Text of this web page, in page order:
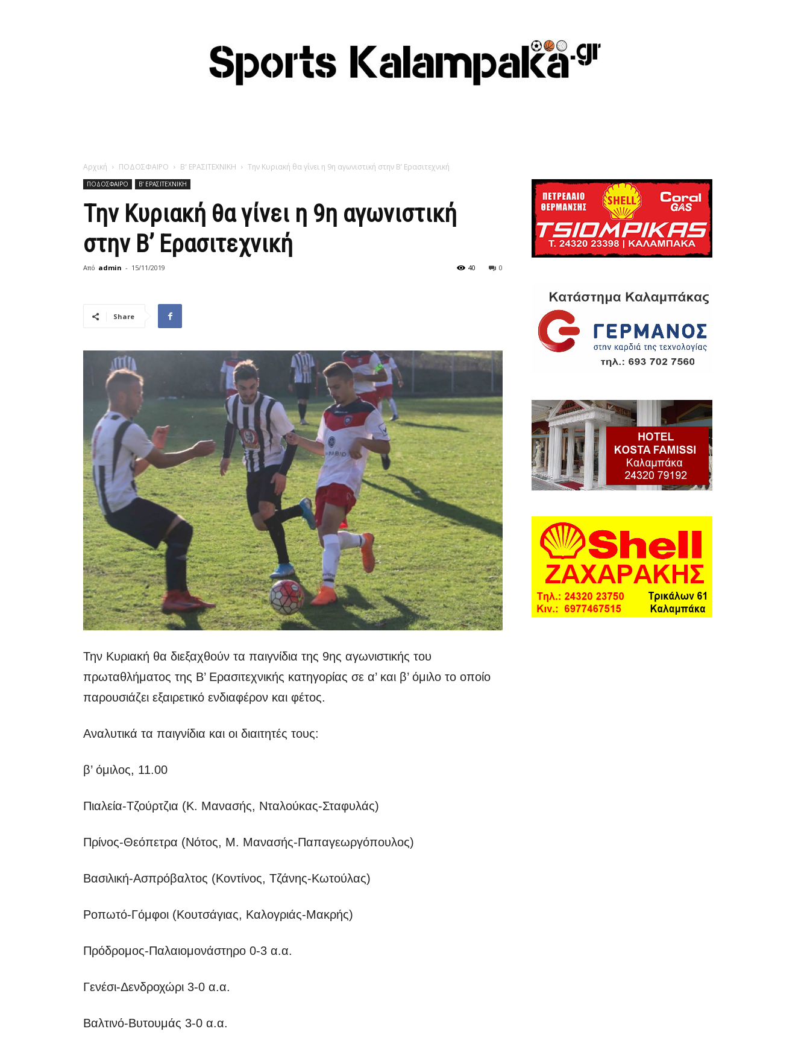
Αρχική ΠΟΔΟΣΦΑΙΡΟ Β' ΕΡΑΣΙΤΕΧΝΙΚΗ Την Κυριακή θα γίνει η 9η αγωνιστική στην Β’ Ερασιτεχνική
ΠΟΔΟΣΦΑΙΡΟ Β' ΕΡΑΣΙΤΕΧΝΙΚΗ
Την Κυριακή θα γίνει η 9η αγωνιστική
στην Β’ Ερασιτεχνική
Από admin - 15/11/2019 0
40
Share
Την Κυριακή θα διεξαχθούν τα παιγνίδια της 9ης αγωνιστικής του
πρωταθλήματος της Β’ Ερασιτεχνικής κατηγορίας σε α’ και β’ όμιλο το οποίο
παρουσιάζει εξαιρετικό ενδιαφέρον και φέτος.
Αναλυτικά τα παιγνίδια και οι διαιτητές τους:
β’ όμιλος, 11.00
Πιαλεία-Τζούρτζια (Κ. Μανασής, Νταλούκας-Σταφυλάς)
Πρίνος-Θεόπετρα (Νότος, Μ. Μανασής-Παπαγεωργόπουλος)
Βασιλική-Ασπρόβαλτος (Κοντίνος, Τζάνης-Κωτούλας)
Ροπωτό-Γόμφοι (Κουτσάγιας, Καλογριάς-Μακρής)
Πρόδρομος-Παλαιομονάστηρο 0-3 α.α.
Γενέσι-Δενδροχώρι 3-0 α.α.
Βαλτινό-Βυτουμάς 3-0 α.α.